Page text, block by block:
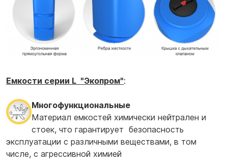
Емкости серии L "Экопром":
Многофункциональные
Материал емкостей химически нейтрален и
стоек, что гарантирует безопасность
эксплуатации с различными веществами, в том
числе, с агрессивной химией